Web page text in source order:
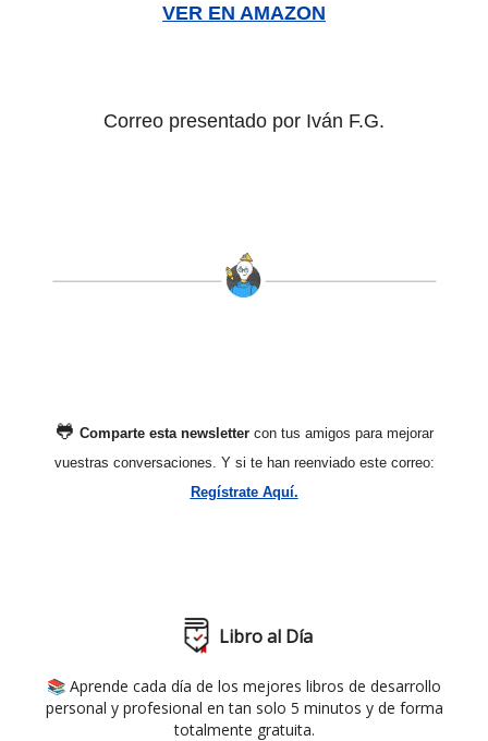
VER EN AMAZON
Correo presentado por Iván F.G.
🐸 Comparte esta newsletter con tus amigos para mejorar
vuestras conversaciones. Y si te han reenviado este correo:
Regístrate Aquí.
Libro al Día
📚 Aprende cada día de los mejores libros de desarrollo
personal y profesional en tan solo 5 minutos y de forma
totalmente gratuita.